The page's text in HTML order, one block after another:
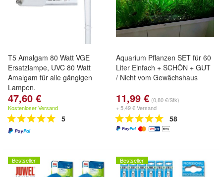
T5 Amalgam 80 Watt VGE
Ersatzlampe, UVC 80 Watt
Amalgam für alle gängigen
Lampen.
47,60 €
Kostenloser Versand
5
Aquarium Pflanzen SET für 60
Liter Einfach + SCHÖN + GUT
/ Nicht vom Gewächshaus
11,99 € (0,80 €/Stk)
+ 5,49 € Versand
58
Bestseller Bestseller